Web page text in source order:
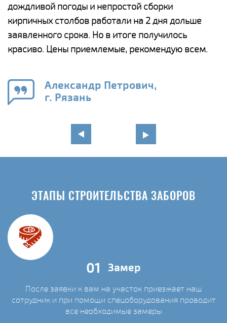
дождливой погоды и непростой сборки
кирпичных столбов работали на 2 дня дольше
заявленного срока. Но в итоге получилось
красиво. Цены приемлемые, рекомендую всем.
Александр Петрович,
г. Рязань
ЭТАПЫ СТРОИТЕЛЬСТВА ЗАБОРОВ
01 Замер
После заявки к вам на участок приезжает наш
сотрудник и при помощи спецоборудования проводит
все необходимые замеры